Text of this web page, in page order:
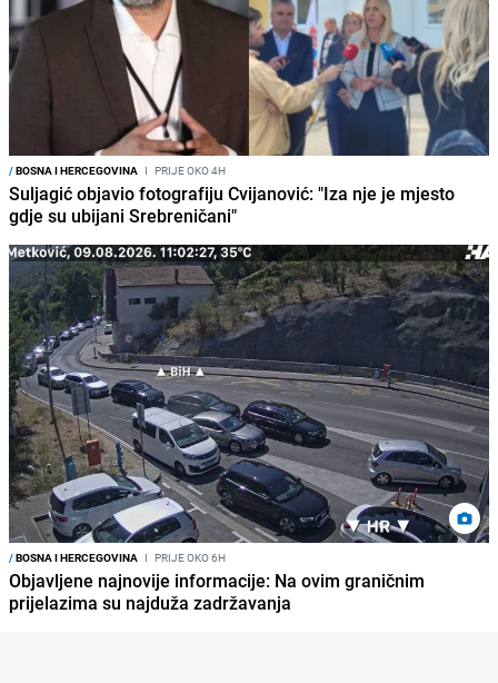
/BOSNA I HERCEGOVINA I PRIJE OKO 4H
Suljagić objavio fotografiju Cvijanović: "Iza nje je mjesto
gdje su ubijani Srebreničani"
/BOSNA I HERCEGOVINA I PRIJE OKO 6H
Objavljene najnovije informacije: Na ovim graničnim
prijelazima su najduža zadržavanja